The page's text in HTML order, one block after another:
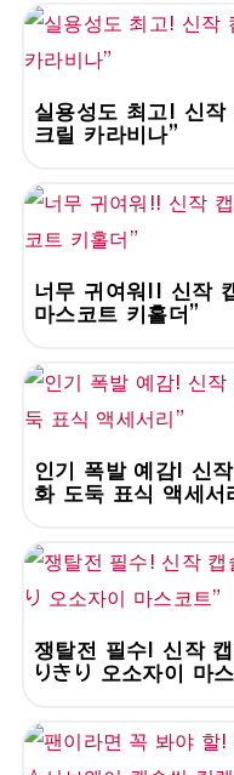
실용성도 최고! 신
크릴 카라비나"
너무 귀여워!! 신작
마스코트 키홀더"
인기 폭발 예감! 신
화 도둑 표식 액세서
쟁탈전 필수! 신작
りきり 오소자이 마